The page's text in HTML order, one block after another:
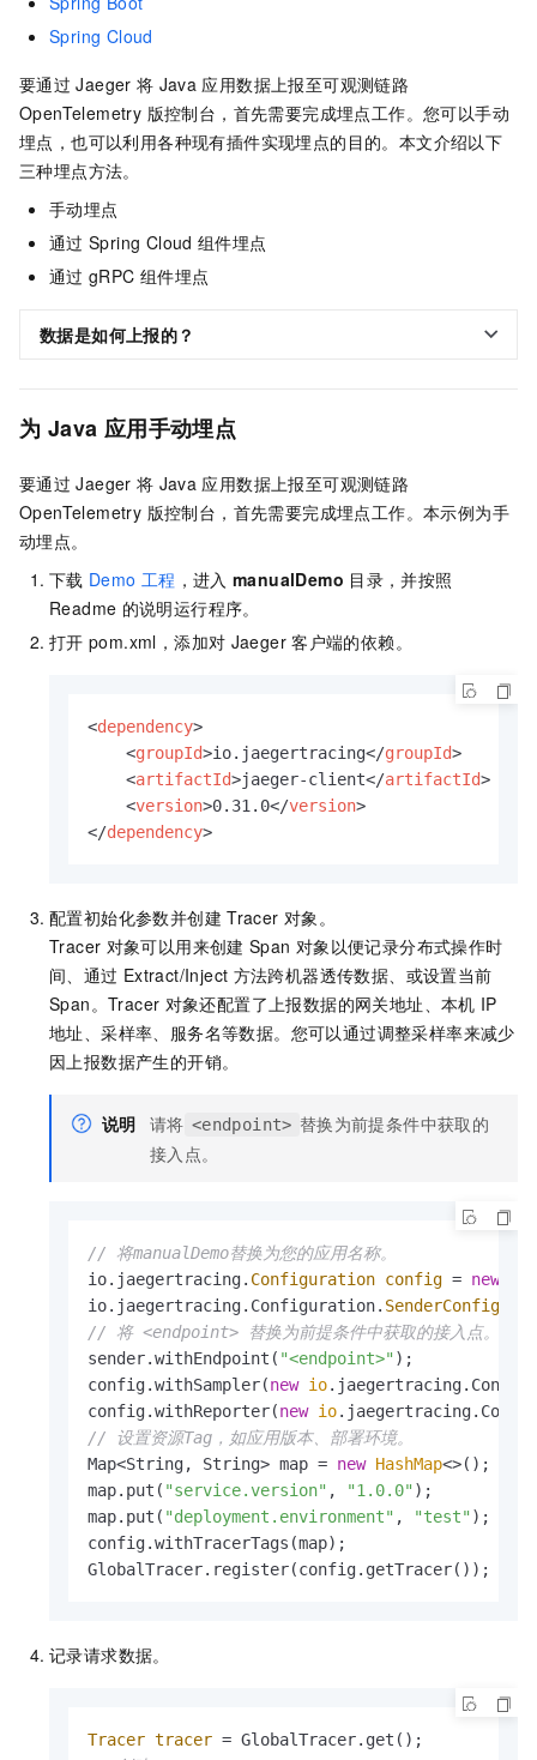
Spring Cloud
要通过 Jaeger 将 Java 应用数据上报至可观测链路
OpenTelemetry 版控制台，首先需要完成埋点工作。您可以手动
埋点，也可以利用各种现有插件实现埋点的目的。本文介绍以下
三种埋点方法。
手动埋点
通过 Spring Cloud 组件埋点
通过 gRPC 组件埋点
数据是如何上报的？
为 Java 应用手动埋点
要通过 Jaeger 将 Java 应用数据上报至可观测链路
OpenTelemetry 版控制台，首先需要完成埋点工作。本示例为手
动埋点。
下载 Demo 工程 ，进入 manualDemo 目录，并按照
Readme 的说明运行程序。
打开 pom.xml，添加对 Jaeger 客户端的依赖。
<dependency>
<groupId>io.jaegertracing</groupId>
<artifactId>jaeger-client</artifactId>
<version>0.31.0</version>
</dependency>
配置初始化参数并创建 Tracer 对象。
Tracer 对象可以用来创建 Span 对象以便记录分布式操作时
间、通过 Extract/Inject 方法跨机器透传数据、或设置当前
Span。Tracer 对象还配置了上报数据的网关地址、本机 IP
地址、采样率、服务名等数据。您可以通过调整采样率来减少
因上报数据产生的开销。
说明 请将 <endpoint> 替换为前提条件中获取的
接入点。
// 将manualDemo替换为您的应用名称。
io.jaegertracing. Configuration config = new
io.jaegertracing.Configuration.
// 将 <endpoint> 替换为前提条件中获取的接入点。
sender.withEndpoint( "<endpoint>" );
config.withSampler(new io
config.withReporter(new io
// 设置资源Tag，如应用版本、部署环境。
Map<String, String> map = new HashMap<>();
map.put( "service.version" , "1.0.0" );
map.put( "deployment.environment" , "test" );
config.withTracerTags(map);
GlobalTracer.register(config.getTracer());
记录请求数据。
Tracer tracer =